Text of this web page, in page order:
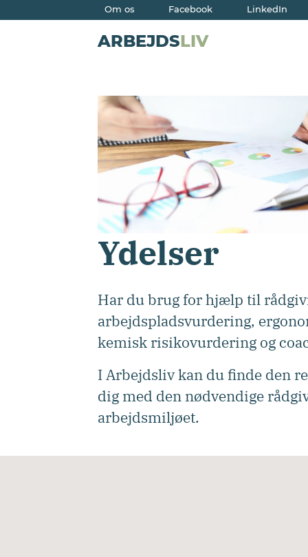
Om os Facebook LinkedIn
ARBEJDSLIV
Ydelser
Har du brug for hjælp til
arbejdspladsvurdering,
kemisk risikovurdering og
I Arbejdsliv kan du finde den
dig med den nødvendige
arbejdsmiljøet.